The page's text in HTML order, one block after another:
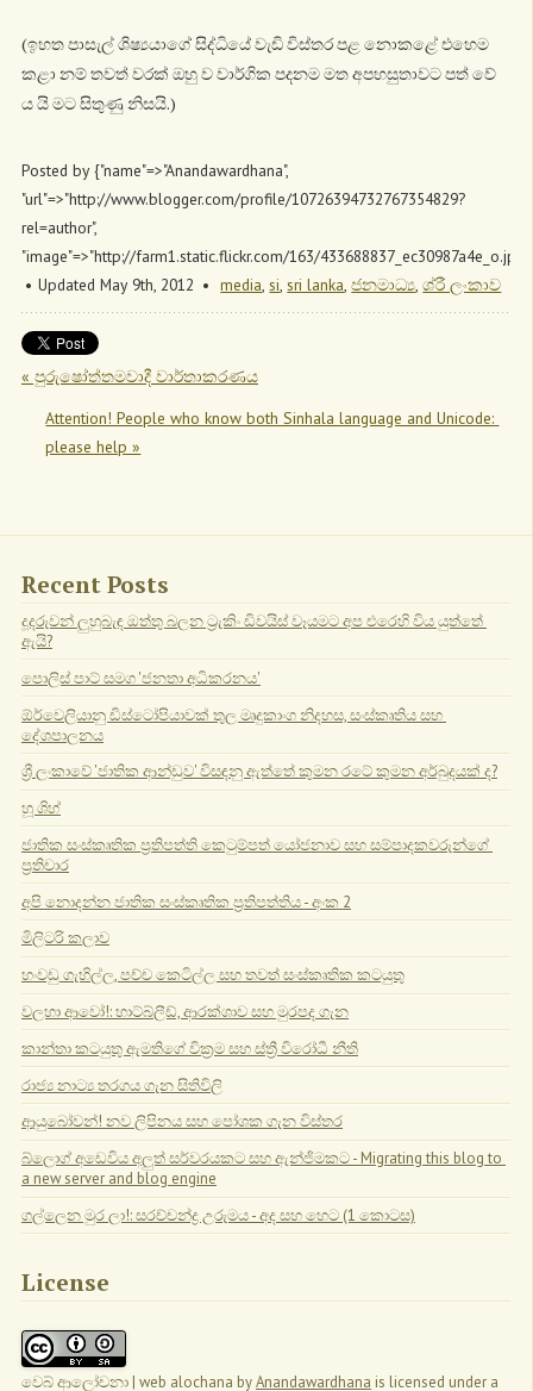
(ඉහත පාසැල් ශිෂ්‍යයාගේ සිද්ධියේ වැඩි විස්තර පළ නොකළේ එහෙම
කළා නම් තවත් වරක් ඔහු ව වාර්ගික පදනම මත අපහසුතාවට පත් වේ
ය යි මට සිතුණු නිසයි.)
Posted by {"name"=>"Anandawardhana",
"url"=>"http://www.blogger.com/profile/10726394732767354829?
rel=author",
"image"=>"http://farm1.static.flickr.com/163/433688837_ec30987a4e_o.jpg"}
Updated May 9th, 2012 media,si,sri lanka,ජනමාධ්‍ය,ශ්රී ලංකාව
« පුරුෂෝත්තමවාදී වාර්තාකරණය
Attention! People who know both Sinhala language and Unicode:
please help »
Recent Posts
දූදරුවන් ලුහුබැඳ ඔත්තු බලන ට්‍රැකිං ඩිවයිස් වෑයමට අප එරෙහි විය යුත්තේ
ඇයි?
පොලිස් පාට් සමග 'ජනතා අධිකරනය'
ඕර්වෙලියානු ඩිස්ටෝපියාවක් තුල මෘදුකාංග නිදහස, සංස්කෘතිය සහ
දේශපාලනය
ශ්‍රී ලංකාවේ 'ජාතික ආන්ඩුව' විසඳනු ඇත්තේ කුමන රටේ කුමන අර්බුදයක් ද?
හූ ශිහ්
ජාතික සංස්කෘතික ප්‍රතිපත්ති කෙටුම්පත් යෝජනාව සහ සම්පාදකවරුන්ගේ
ප්‍රතිචාර
අපි නොදන්න ජාතික සංස්කෘතික ප්‍රතිපත්තිය - අංක 2
මිලිටරි කලාව
හංවඩු ගැහිල්ල, පච්ච කෙටිල්ල සහ තවත් සංස්කෘතික කටයුතු
වලහා ආවෝ!: හාට්බ්ලීඩ්, ආරක්ශාව සහ මුරපද ගැන
කාන්තා කටයුතු ඇමතිගේ වික්‍රම සහ ස්ත්‍රී විරෝධී නීති
රාජ්‍ය නාට්‍ය තරගය ගැන සිතිවිලි
ආයුබෝවන්! නව ලිපිනය සහ පෝශක ගැන විස්තර
බ්ලොග් අඩෙවිය අලුත් සර්වරයකට සහ ඇන්ජිමකට - Migrating this blog to
a new server and blog engine
ගල්ලෙන මුර ලා!: සරච්චන්ද්‍ර උරුමය - අද සහ හෙට (1 කොටස)
License
වෙබ් ආලෝචනා | web alochana byAnandawardhana is licensed under a